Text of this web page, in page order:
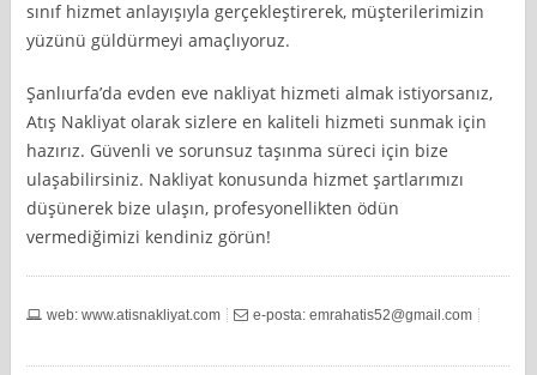
sınıf hizmet anlayışıyla gerçekleştirerek, müşterilerimizin
yüzünü güldürmeyi amaçlıyoruz.
Şanlıurfa’da evden eve nakliyat hizmeti almak istiyorsanız,
Atış Nakliyat olarak sizlere en kaliteli hizmeti sunmak için
hazırız. Güvenli ve sorunsuz taşınma süreci için bize
ulaşabilirsiniz. Nakliyat konusunda hizmet şartlarımızı
düşünerek bize ulaşın, profesyonellikten ödün
vermediğimizi kendiniz görün!
web: www.atisnakliyat.com e-posta:emrahatis52@gmail.com